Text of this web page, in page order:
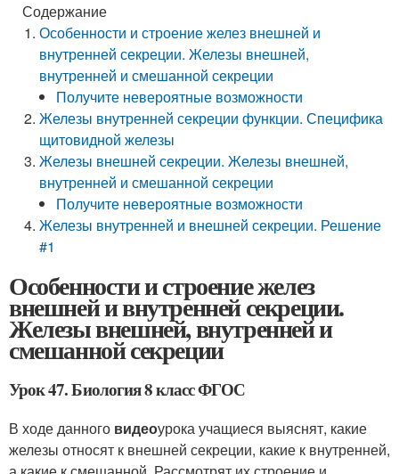
Содержание
Особенности и строение желез внешней и
внутренней секреции. Железы внешней,
внутренней и смешанной секреции
Получите невероятные возможности
Железы внутренней секреции функции. Специфика
щитовидной железы
Железы внешней секреции. Железы внешней,
внутренней и смешанной секреции
Получите невероятные возможности
Железы внутренней и внешней секреции. Решение
#1
Особенности и строение желез
внешней и внутренней секреции.
Железы внешней, внутренней и
смешанной секреции
Урок 47. Биология 8 класс ФГОС
В ходе данного видеоурока учащиеся выяснят, какие
железы относят к внешней секреции, какие к внутренней,